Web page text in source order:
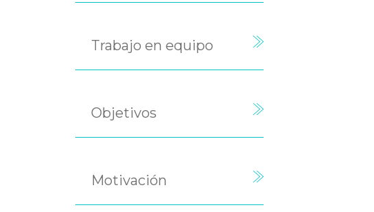
Trabajo en equipo
Objetivos
Motivación